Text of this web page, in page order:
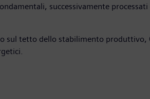
successivamente
tetto dello stabilimento produttivo,